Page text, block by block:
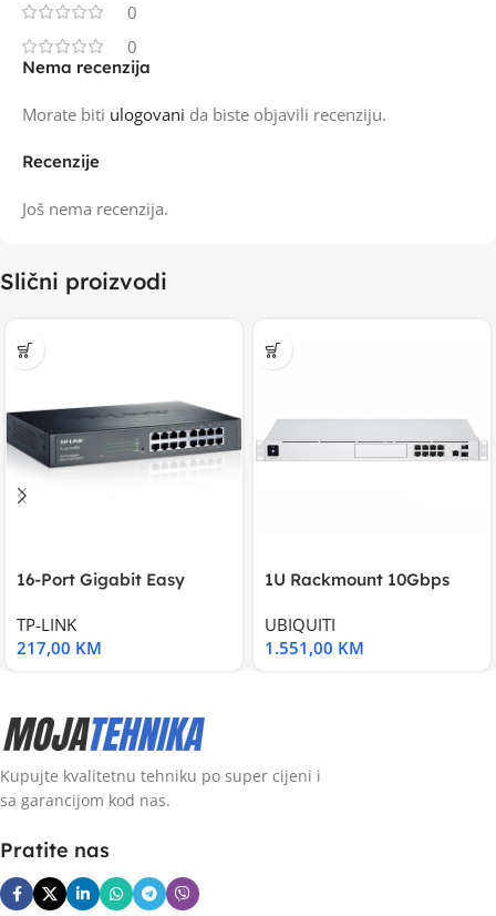
0
0
Recenzije
Još nema recenzija.
Nema recenzija
Morate biti ulogovani da biste objavili recenziju.
Slični proizvodi
16-Port Gigabit Easy
TP-LINK
217,00 KM
1U Rackmount 10Gbps
UBIQUITI
1.551,00 KM
Kupujte kvalitetnu tehniku po super cijeni i
sa garancijom kod nas.
Pratite nas